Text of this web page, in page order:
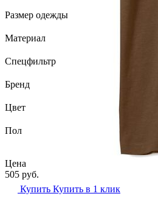
Размер одежды
Материал
Спецфильтр
Бренд
Цвет
Пол
Цена
505 руб.
Купить Купить в 1 клик